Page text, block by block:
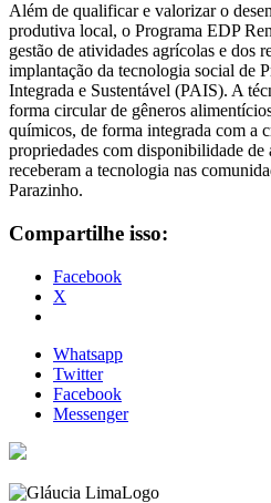
Além de qualificar e valorizar o
produtiva local, o Programa EDP
gestão de atividades agrícolas e dos
implantação da tecnologia social de
Integrada e Sustentável (PAIS). A
forma circular de gêneros
químicos, de forma integrada com a
propriedades com disponibilidade de
receberam a tecnologia nas
Parazinho.
Compartilhe isso:
Facebook
X
Whatsapp
Twitter
Facebook
Messenger